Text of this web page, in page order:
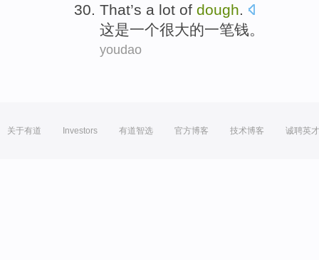
That’s a lot of dough.
这是一个很大的一笔钱。
youdao
关于有道 Investors 有道智选 官方博客 技术博客 诚聘英才